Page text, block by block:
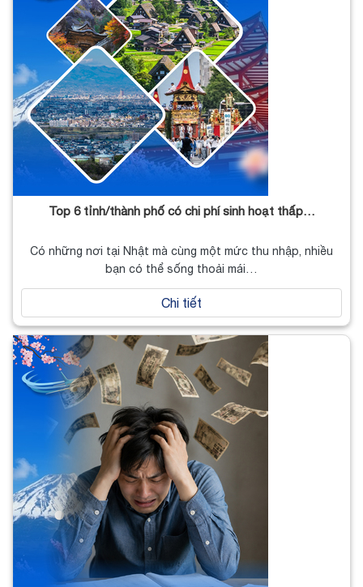
Top 6 tỉnh/thành phố có chi phí sinh hoạt thấp…
Có những nơi tại Nhật mà cùng một mức thu nhập, nhiều
bạn có thể sống thoải mái…
Chi tiết